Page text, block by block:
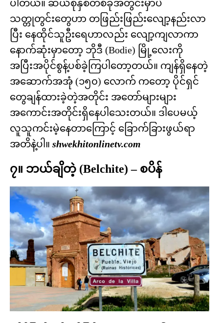
ပါတယ်။ ဆယ်စုနှစ်တစ်ခုအတွင်းမှာပဲ
သတ္တုတွင်းတွေဟာ တဖြည်းဖြည်းလျော့နည်းလာ
ပြီး နေထိုင်သူဦးရေဟာလည်း လျော့ကျလာကာ
နောက်ဆုံးမှာတော့ ဘိုဒီ (Bodie) မြို့လေးကို
အပြီးအပိုင်စွန့်ပစ်ခဲ့ကြပါတော့တယ်။ ကျန်ရှိနေတဲ့
အဆောက်အအုံ (၁၅၀) လောက် ကတော့ ပိုင်ရှင်
တွေချန်ထားခဲ့တဲ့အတိုင်း အတော်များများ
အကောင်းအတိုင်းရှိနေပါသေးတယ်။ ဒါပေမယ့်
လူသူကင်းမဲ့နေတာကြောင့် ခြောက်ခြားဖွယ်ရာ
အတိနဲ့ပါ။ shwekhitonlinetv.com
၇။ ဘယ်ချိတဲ့ (Belchite) – စပိန်